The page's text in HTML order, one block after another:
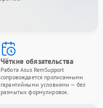
Чёткие обязательства
Работа Asus RemSupport
сопровождается прописанными
гарантийными условиями — без
размытых формулировок.